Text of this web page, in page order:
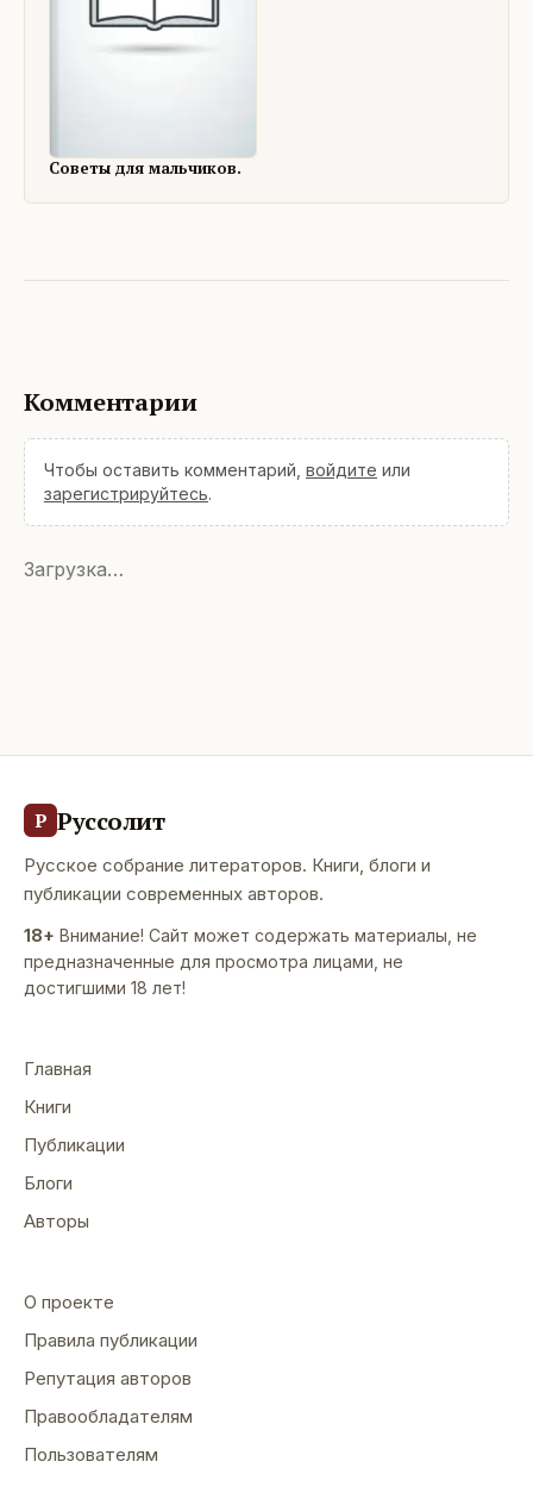
Советы для мальчиков.
Комментарии
Чтобы оставить комментарий, войдите или
зарегистрируйтесь.
Загрузка…
Р Руссолит
Русское собрание литераторов. Книги, блоги и
публикации современных авторов.
18+ Внимание! Сайт может содержать материалы, не
предназначенные для просмотра лицами, не
достигшими 18 лет!
Главная
Книги
Публикации
Блоги
Авторы
О проекте
Правила публикации
Репутация авторов
Правообладателям
Пользователям